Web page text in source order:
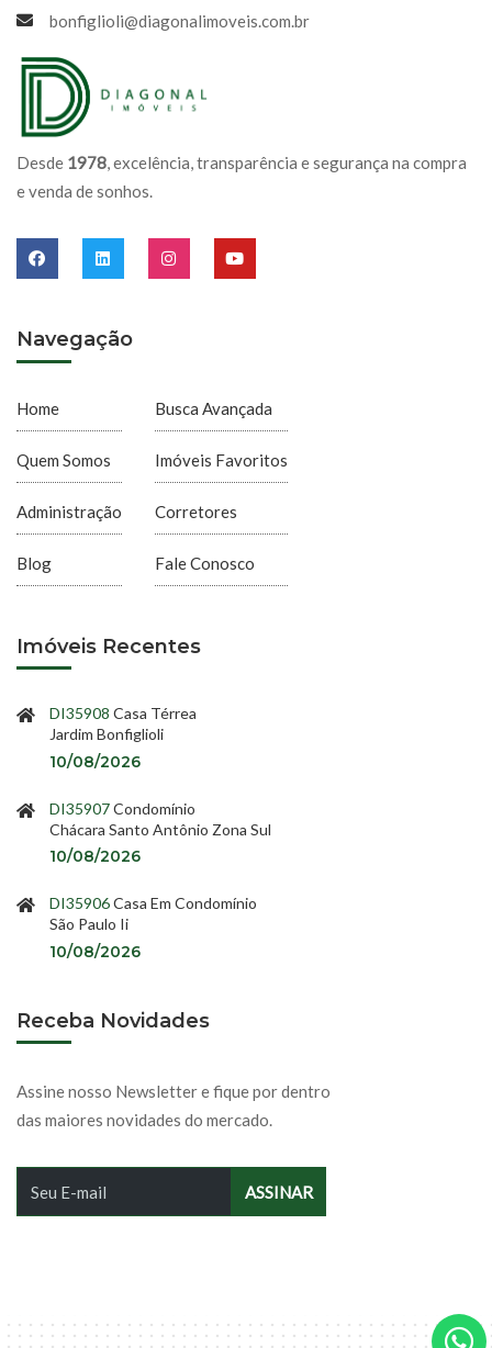
Desde 1978, excelência, transparência e segurança na compra
e venda de sonhos.
Navegação
Home
Quem Somos
Administração
Blog
Busca Avançada
Imóveis Favoritos
Corretores
Fale Conosco
Imóveis Recentes
DI35908 Casa Térrea
Jardim Bonfiglioli
10/08/2026
DI35907Condomínio
Chácara Santo Antônio Zona Sul
10/08/2026
DI35906Casa Em Condomínio
São Paulo Ii
10/08/2026
Receba Novidades
Assine nosso Newsletter e fique por dentro
das maiores novidades do mercado.
bonfiglioli@diagonalimoveis.com.br